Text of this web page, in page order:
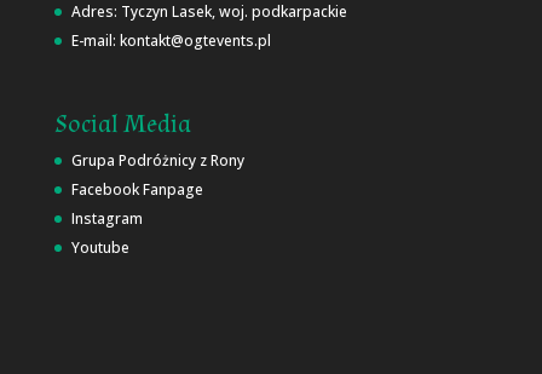
Adres: Tyczyn Lasek, woj. podkarpackie
E-mail: kontakt@ogtevents.pl
Social Media
Grupa Podróżnicy z Rony
Facebook Fanpage
Instagram
Youtube